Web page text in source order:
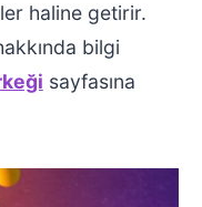
haline getirir.
bilgi
sayfasına